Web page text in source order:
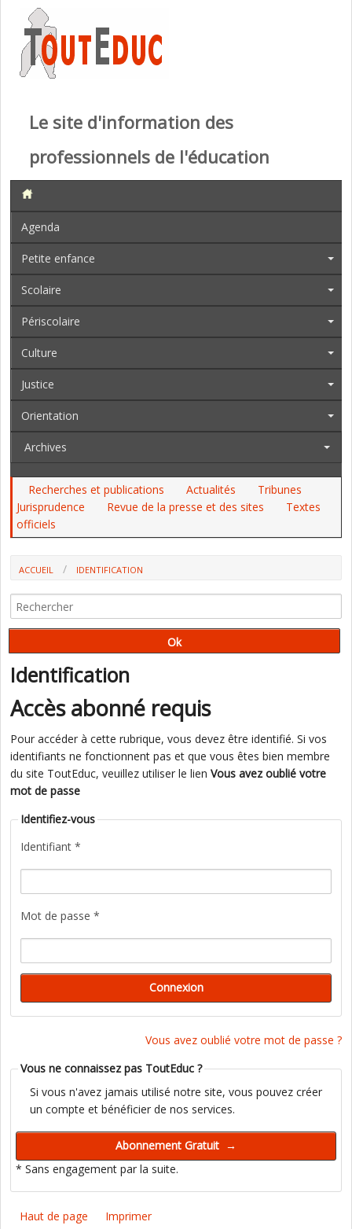
Le site d'information des
professionnels de l'éducation
Agenda
Petite enfance
Scolaire
Périscolaire
Culture
Justice
Orientation
Archives
Recherches et publications Actualités
Tribunes
Jurisprudence
Revue de la presse et des sites
Textes
officiels
ACCUEIL IDENTIFICATION
Identification
Accès abonné requis
Pour accéder à cette rubrique, vous devez être identifié. Si vos
identifiants ne fonctionnent pas et que vous êtes bien membre
du site ToutEduc, veuillez utiliser le lien Vous avez oublié votre
mot de passe
Identifiez-vous
Identifiant *
Mot de passe *
Vous avez oublié votre mot de passe ?
Vous ne connaissez pas ToutEduc ?
Si vous n'avez jamais utilisé notre site, vous pouvez créer
un compte et bénéficier de nos services.
* Sans engagement par la suite.
Haut de page Imprimer